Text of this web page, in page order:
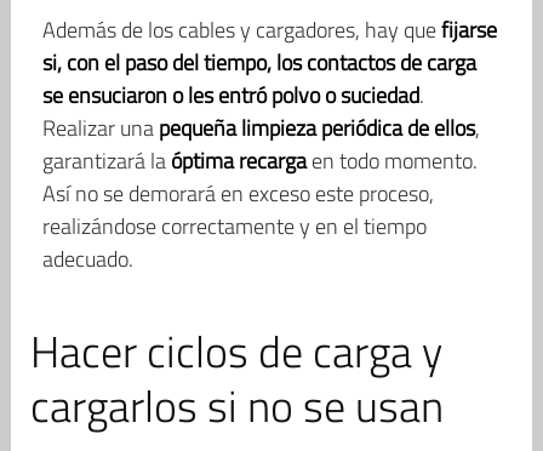
Además de los cables y cargadores, hay quefijarse
si, con el paso del tiempo, los contactos de carga
se ensuciaron o les entró polvo o suciedad.
Realizar unapequeña limpieza periódica de ellos,
garantizará laóptima recargaen todo momento.
Así no se demorará en exceso este proceso,
realizándose correctamente y en el tiempo
adecuado.
Hacer ciclos de carga y
cargarlos si no se usan